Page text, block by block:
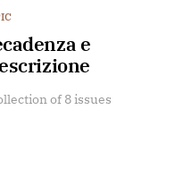
e
of 8 issues